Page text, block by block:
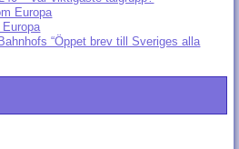
Europa
Europa
“Öppet brev till Sveriges alla